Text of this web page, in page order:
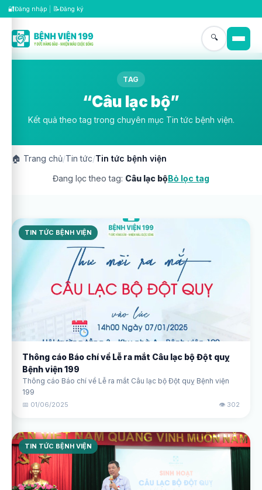
🔐Đăng nhập 📝Đăng ký
🔍
TAG
“Câu lạc bộ”
Kết quả theo tag trong chuyên mục Tin tức bệnh viện.
🏠 Trang chủ/Tin tức/Tin tức bệnh viện
Đang lọc theo tag: Câu lạc bộBỏ lọc tag
TIN TỨC BỆNH VIỆN
Thông cáo Báo chí về Lễ ra mắt Câu lạc bộ Đột quỵ
Bệnh viện 199
Thông cáo Báo chí về Lễ ra mắt Câu lạc bộ Đột quỵ Bệnh viện
199
📅 01/06/2025 👁️ 302
TIN TỨC BỆNH VIỆN